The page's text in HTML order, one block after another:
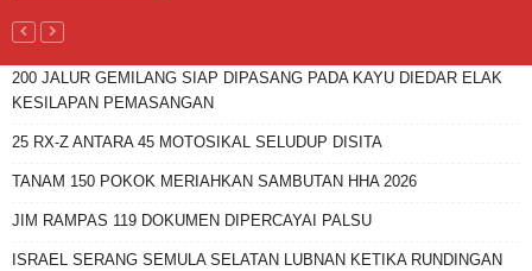
200 JALUR GEMILANG SIAP DIPASANG PADA KAYU DIEDAR ELAK
KESILAPAN PEMASANGAN
25 RX-Z ANTARA 45 MOTOSIKAL SELUDUP DISITA
TANAM 150 POKOK MERIAHKAN SAMBUTAN HHA 2026
JIM RAMPAS 119 DOKUMEN DIPERCAYAI PALSU
ISRAEL SERANG SEMULA SELATAN LUBNAN KETIKA RUNDINGAN